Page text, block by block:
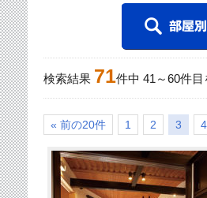
検索結果 71件中 41 ～60件目
« 前の20件 1 2 3 4